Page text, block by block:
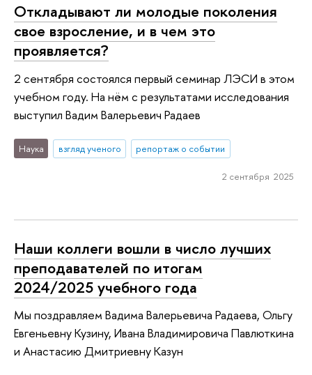
Откладывают ли молодые поколения
свое взросление, и в чем это
проявляется?
2 сентября состоялся первый семинар ЛЭСИ в этом
учебном году. На нём с результатами исследования
выступил Вадим Валерьевич Радаев
Наука взгляд ученого репортаж о событии
2 сентября 2025
Наши коллеги вошли в число лучших
преподавателей по итогам
2024/2025 учебного года
Мы поздравляем Вадима Валерьевича Радаева, Ольгу
Евгеньевну Кузину, Ивана Владимировича Павлюткина
и Анастасию Дмитриевну Казун